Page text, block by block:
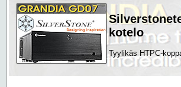
kotelo
Tyylikäs HTPC-